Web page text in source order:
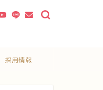
採用情報